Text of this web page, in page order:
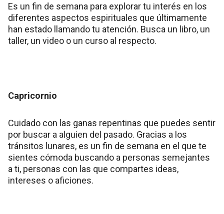
Es un fin de semana para explorar tu interés en los
diferentes aspectos espirituales que últimamente
han estado llamando tu atención. Busca un libro, un
taller, un video o un curso al respecto.
Capricornio
Cuidado con las ganas repentinas que puedes sentir
por buscar a alguien del pasado. Gracias a los
tránsitos lunares, es un fin de semana en el que te
sientes cómoda buscando a personas semejantes
a ti, personas con las que compartes ideas,
intereses o aficiones.